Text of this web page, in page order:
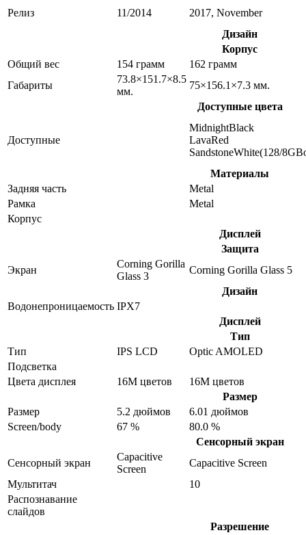
Релиз 11/2014
2017, November
Дизайн
Корпус
Общий вес
154 грамм
162 грамм
Габариты
73.8×151.7×8.5
мм.
75×156.1×7.3 мм.
Доступные цвета
Доступные
MidnightBlack
LavaRed
SandstoneWhite(128/
Материалы
Задняя часть
Metal
Рамка
Metal
Корпус
Дисплей
Защита
Экран
Corning Gorilla
Glass 3
Corning Gorilla Glass 5
Дизайн
Водонепроницаемость IPX7
Дисплей
Тип
Тип
IPS LCD
Optic AMOLED
Подсветка
Цвета дисплея
16M цветов
16M цветов
Размер
Размер
5.2 дюймов
6.01 дюймов
Screen/body
67 %
80.0 %
Сенсорный экран
Сенсорный экран
Capacitive
Screen
Capacitive Screen
Мультитач
10
Распознавание
слайдов
Разрешение